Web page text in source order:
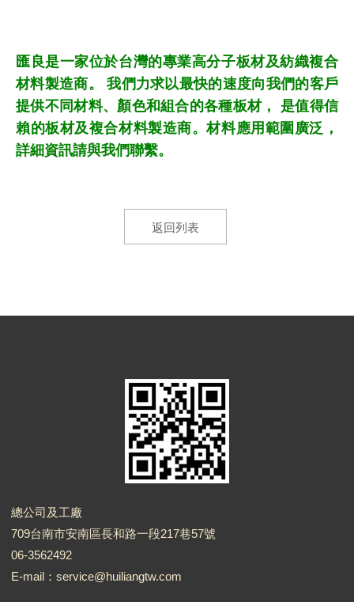
匯良是一家位於台灣的專業高分子板材及紡織複合
材料製造商。 我們力求以最快的速度向我們的客戶
提供不同材料、顏色和組合的各種板材， 是值得信
賴的板材及複合材料製造商。材料應用範圍廣泛，
詳細資訊請與我們聯繫。
返回列表
總公司及工廠
709台南市安南區長和路一段217巷57號
06-3562492
E-mail：service@huiliangtw.com